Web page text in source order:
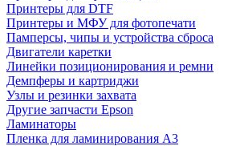
Принтеры для DTF
Принтеры и МФУ для фотопечати
Памперсы, чипы и устройства сброса
Двигатели каретки
Линейки позиционирования и ремни
Демпферы и картриджи
Узлы и резинки захвата
Другие запчасти Epson
Ламинаторы
Пленка для ламинирования А3